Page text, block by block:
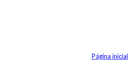
Página inicial